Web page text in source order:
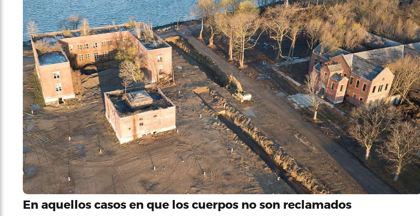
En aquellos casos en que los cuerpos no son reclamados